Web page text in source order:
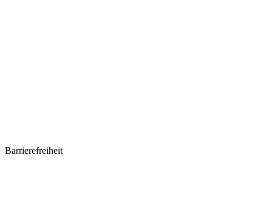
Barrierefreiheit